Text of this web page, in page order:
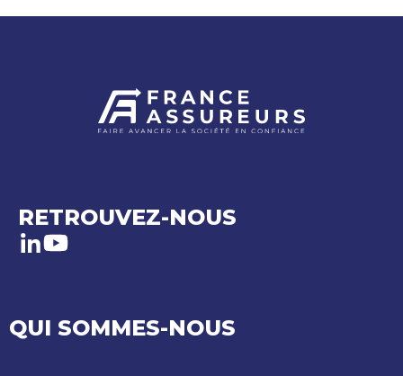
RETROUVEZ-NOUS
LinkedIn
Youtube
QUI SOMMES-NOUS